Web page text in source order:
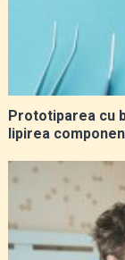
Prototiparea cu
lipirea